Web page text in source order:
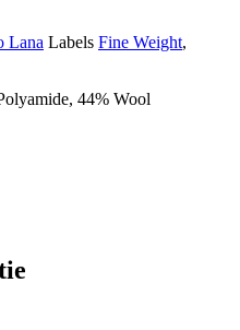
Lana Labels Fine Weight,
44% Wool